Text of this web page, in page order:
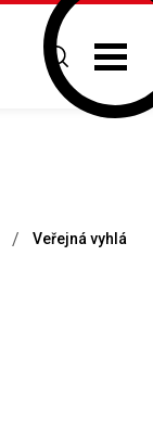
/ Veřejná vyhláška